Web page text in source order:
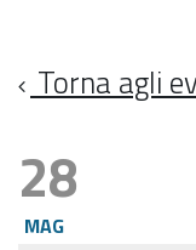
Torna agli
28
MAG